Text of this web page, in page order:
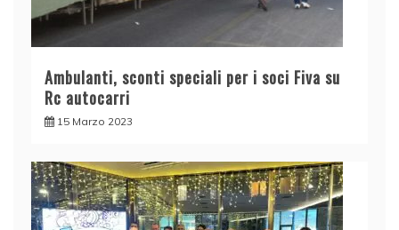
Ambulanti, sconti speciali per i soci Fiva su
Rc autocarri
15 Marzo 2023